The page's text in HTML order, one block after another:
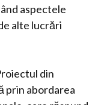
aspectele
alte lucrări
din
prin abordarea